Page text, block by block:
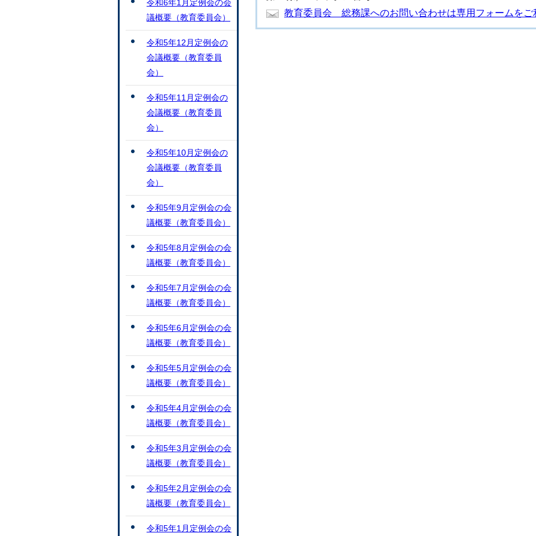
教育委員会 総務課へのお問い合わせは専用フォームをご
令和6年1月定例会の会
議概要（教育委員会）
令和5年12月定例会の
会議概要（教育委員
会）
令和5年11月定例会の
会議概要（教育委員
会）
令和5年10月定例会の
会議概要（教育委員
会）
令和5年9月定例会の会
議概要（教育委員会）
令和5年8月定例会の会
議概要（教育委員会）
令和5年7月定例会の会
議概要（教育委員会）
令和5年6月定例会の会
議概要（教育委員会）
令和5年5月定例会の会
議概要（教育委員会）
令和5年4月定例会の会
議概要（教育委員会）
令和5年3月定例会の会
議概要（教育委員会）
令和5年2月定例会の会
議概要（教育委員会）
令和5年1月定例会の会